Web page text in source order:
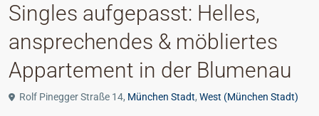
Singles aufgepasst: Helles,
ansprechendes & möbliertes
Appartement in der Blumenau
Rolf Pinegger Straße 14, München Stadt, West (München Stadt)